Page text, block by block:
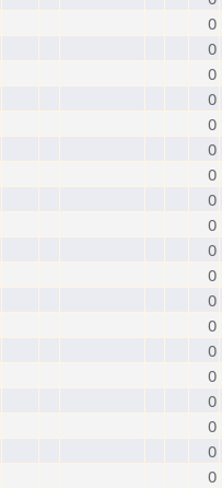
0
0
0
0
0
0
0
0
0
0
0
0
0
0
0
0
0
0
0